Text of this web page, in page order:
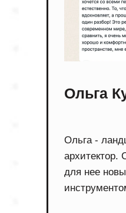
Ольга -
архитектор.
для нее
Ольга